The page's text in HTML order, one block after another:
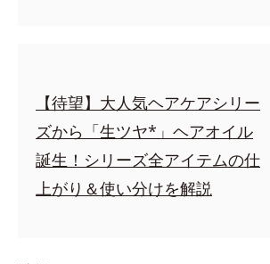
【待望】大人気ヘアケアシリー
ズから「生ツヤ*」ヘアオイル
誕生！シリーズ全アイテムの仕
上がり＆使い分けを解説